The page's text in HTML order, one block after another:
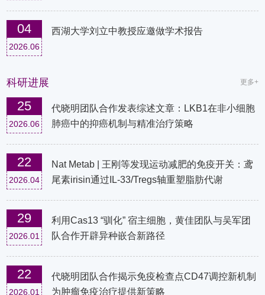
04
2026.06
西湖大学刘立中教授应邀做学术报告
科研进展 更多+
25
2026.06
代晓明团队合作发表综述文章：LKB1在非小细胞
肺癌中的抑癌机制与精准治疗策略
22
2026.04
Nat Metab | 王刚等发现运动减肥的免疫开关：鸢
尾素irisin通过IL-33/Tregs轴重塑脂肪代谢
29
2026.01
利用Cas13 “驯化” 宿主细胞，黄佳团队与吴军团
队合作开辟异种嵌合新路径
22
2026.01
代晓明团队合作揭示免疫检查点CD47调控新机制
为肿瘤免疫治疗提供新策略